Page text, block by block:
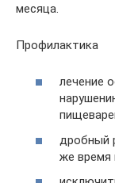
месяца.
Профилактика
лечение
дробный
же время